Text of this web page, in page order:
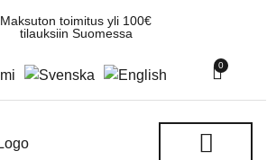
Maksuton toimitus yli 100€
tilauksiin Suomessa
0